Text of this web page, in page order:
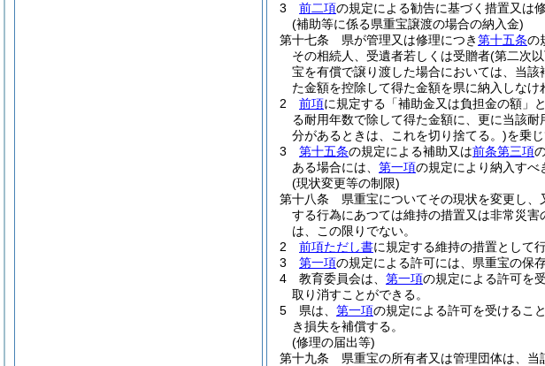
3
前二項の規定による勧告に基づく措置又は
(補助等に係る県重宝譲渡の場合の納入金)
第十七条
県が管理又は修理につき第十五条の
その相続人、受遺者若しくは受贈者(第二次
宝を有償で譲り渡した場合においては、当
た金額を控除して得た金額を県に納入しなけ
2
前項に規定する「補助金又は負担金の額」
る耐用年数で除して得た金額に、更に当該
分があるときは、これを切り捨てる。)を乗
3
第十五条の規定による補助又は前条第三項
ある場合には、 第一項の規定により納入すべ
(現状変更等の制限)
第十八条
県重宝についてその現状を変更し
する行為にあつては維持の措置又は非常災
は、この限りでない。
2
前項ただし書に規定する維持の措置として
3
第一項の規定による許可には、県重宝の保
4
教育委員会は、 第一項の規定による許可を
取り消すことができる。
5
県は、 第一項の規定による許可を受けるこ
き損失を補償する。
(修理の届出等)
第十九条
県重宝の所有者又は管理団体は、